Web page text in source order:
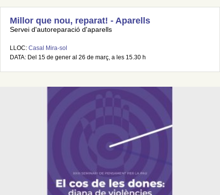
Millor que nou, reparat! - Aparells
Servei d'autoreparació d'aparells
LLOC: Casal Mira-sol
DATA: Del 15 de gener al 26 de març, a les 15.30 h